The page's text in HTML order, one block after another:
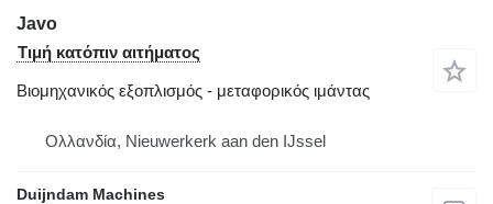
Javo
Τιμή κατόπιν αιτήματος
Βιομηχανικός εξοπλισμός - μεταφορικός ιμάντας
Ολλανδία, Nieuwerkerk aan den IJssel
Duijndam Machines